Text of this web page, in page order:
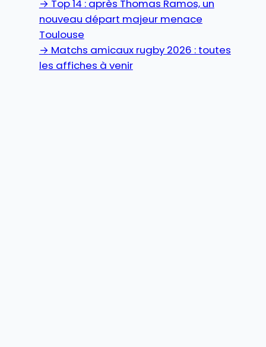
→ Top 14 : après Thomas Ramos, un
nouveau départ majeur menace
Toulouse
→ Matchs amicaux rugby 2026 : toutes
les affiches à venir